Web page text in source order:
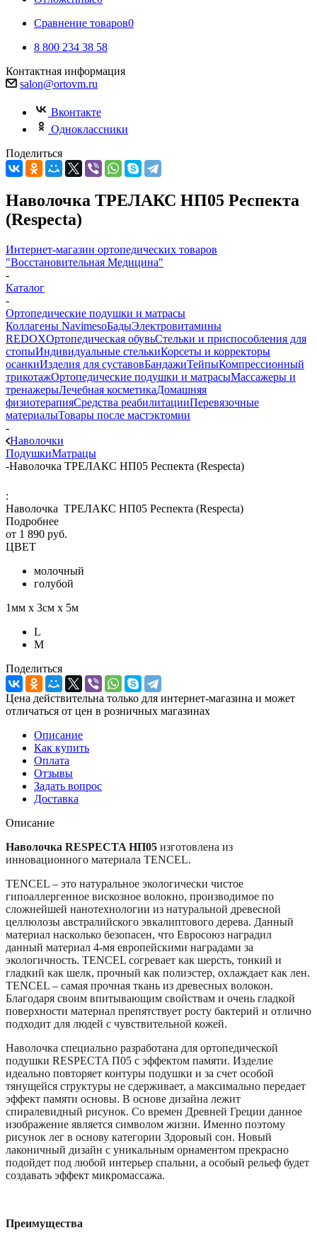
Сравнение товаров0
8 800 234 38 58
Контактная информация
salon@ortovm.ru
Вконтакте
Одноклассники
Поделиться
Наволочка ТРЕЛАКС HП05 Респекта
(Respecta)
Интернет-магазин ортопедических товаров
"Восстановительная Медицина"
-
Каталог
-
Ортопедические подушки и матрасы
Коллагены NavimesoБадыЭлектровитамины
REDOXОртопедическая обувьСтельки и приспособления для
стопыИндивидуальные стелькиКорсеты и корректоры
осанкиИзделия для суставовБандажиТейпыКомпрессионный
трикотажОртопедические подушки и матрасыМассажеры и
тренажерыЛечебная косметикаДомашняя
физиотерапияСредства реабилитацииПеревязочные
материалыТовары после мастэктомии
-
Наволочки
ПодушкиМатрацы
-Наволочка ТРЕЛАКС HП05 Респекта (Respecta)
:
Наволочка ТРЕЛАКС HП05 Респекта (Respecta)
Подробнее
от 1 890 руб.
ЦВЕТ
молочный
голубой
1мм х 3см х 5м
L
M
Поделиться
Цена действительна только для интернет-магазина и может
отличаться от цен в розничных магазинах
Описание
Как купить
Оплата
Отзывы
Задать вопрос
Доставка
Описание
Наволочка RESPECTA НП05 изготовлена из
инновационного материала TENCEL.
TENCEL – это натуральное экологически чистое
гипоаллергенное вискозное волокно, производимое по
сложнейшей нанотехнологии из натуральной древесной
целлюлозы австралийского эвкалиптового дерева. Данный
материал насколько безопасен, что Евросоюз наградил
данный материал 4-мя европейскими наградами за
экологичность. TENCEL согревает как шерсть, тонкий и
гладкий как шелк, прочный как полиэстер, охлаждает как лен.
TENCEL – самая прочная ткань из древесных волокон.
Благодаря своим впитывающим свойствам и очень гладкой
поверхности материал препятствует росту бактерий и отлично
подходит для людей с чувствительной кожей.
Наволочка специально разработана для ортопедической
подушки RESPECTA П05 с эффектом памяти. Изделие
идеально повторяет контуры подушки и за счет особой
тянущейся структуры не сдерживает, а максимально передает
эффект памяти основы. В основе дизайна лежит
спиралевидный рисунок. Со времен Древней Греции данное
изображение является символом жизни. Именно поэтому
рисунок лег в основу категории Здоровый сон. Новый
лаконичный дизайн с уникальным орнаментом прекрасно
подойдет под любой интерьер спальни, а особый рельеф будет
создавать эффект микромассажа.
Преимущества